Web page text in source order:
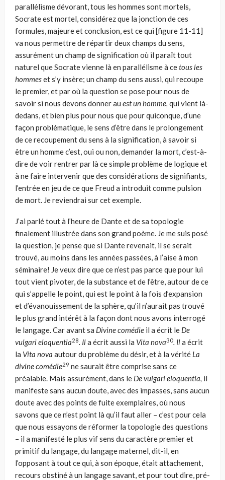
parallélisme dévorant, tous les hommes sont mortels,
Socrate est mortel, considérez que la jonction de ces
formules, majeure et conclusion, est ce qui [figure 11-11]
va nous permettre de répartir deux champs du sens,
assurément un champ de signification où il paraît tout
naturel que Socrate vienne là en parallélisme à cetous les
hommeset s’y insère; un champ du sens aussi, qui recoupe
le premier, et par où la question se pose pour nous de
savoir si nous devons donner au est un homme, qui vient là-
dedans, et bien plus pour nous que pour quiconque, d’une
façon probléma­tique, le sens d’être dans le prolongement
de ce recoupement du sens à la signi­fication, à savoir si
être un homme c’est, oui ou non, demander la mort, c’est-­à-
dire de voir rentrer par là ce simple problème de logique et
à ne faire interve­nir que des considérations de signifiants,
l’entrée en jeu de ce que Freud a intro­duit comme pulsion
de mort. Je reviendrai sur cet exemple.
J’ai parlé tout à l’heure de Dante et de sa topologie
finalement illustrée dans son grand poème. Je me suis posé
la question, je pense que si Dante revenait, il se serait
trouvé, au moins dans les années passées, à l’aise à mon
séminaire! Je veux dire que ce n’est pas parce que pour lui
tout vient pivoter, de la substance et de l’être, autour de ce
qui s’appelle le point, qui est le point à la fois d’ex­pansion
et d’évanouissement de la sphère, qu’il n’aurait pas trouvé
le plus grand intérêt à la façon dont nous avons interrogé
le langage. Car avant sa Divine comédie il a écrit le De
vulgari eloquentia28. Ila écrit aussi la Vita nova30. Ila écrit
la Vita nova autour du problème du désir, et à la vérité La
divine comé­die29 ne saurait être comprise sans ce
préalable. Mais assurément, dans le De vulgari eloquentia, il
manifeste sans aucun doute, avec des impasses, sans aucun
doute avec des points de fuite exemplaires, où nous
savons que ce n’est point là qu’il faut aller – c’est pour cela
que nous essayons de réformer la topologie des questions
– il a manifesté le plus vif sens du caractère premier et
primitif du langage, du langage maternel, dit-il, en
l’opposant à tout ce qui, à son époque, était attachement,
recours obstiné à un langage savant, et pour tout dire, pré­